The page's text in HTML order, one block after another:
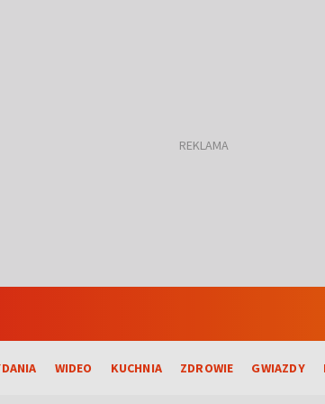
WIDEO KUCHNIA ZDROWIE GWIAZDY